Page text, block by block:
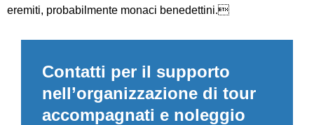
eremiti, probabilmente monaci benedettini.
Contatti per il supporto
nell’organizzazione di tour
accompagnati e noleggio